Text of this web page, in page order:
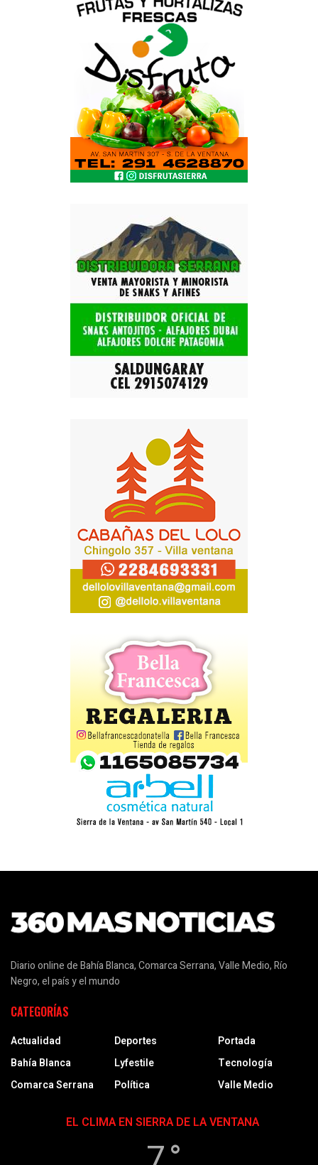
Diario online de Bahía Blanca, Comarca Serrana, Valle Medio, Río
Negro, el país y el mundo
CATEGORÍAS
Actualidad
Bahía Blanca
Comarca Serrana
Deportes
Lyfestile
Política
Portada
Tecnología
Valle Medio
EL CLIMA EN SIERRA DE LA VENTANA